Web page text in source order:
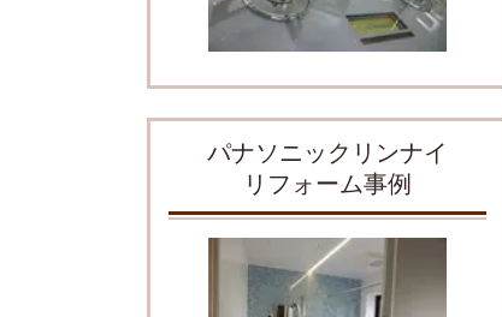
パナソニックリンナイ
リフォーム事例